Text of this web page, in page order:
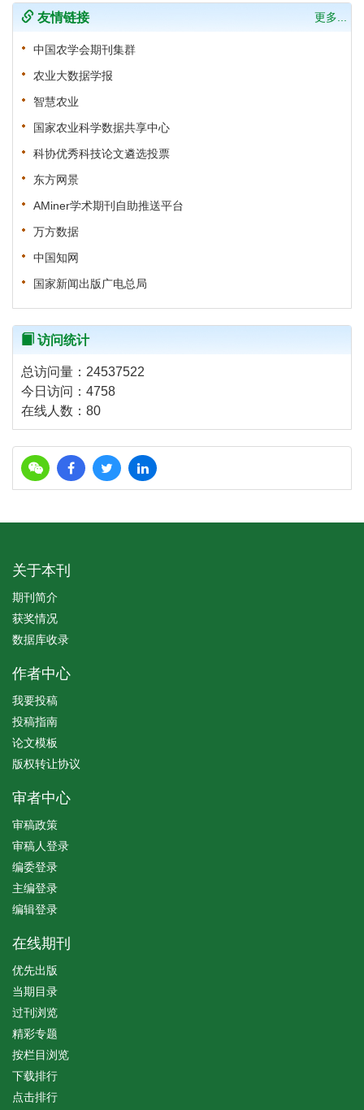
友情链接 更多...
中国农学会期刊集群
农业大数据学报
智慧农业
国家农业科学数据共享中心
科协优秀科技论文遴选投票
东方网景
AMiner学术期刊自助推送平台
万方数据
中国知网
国家新闻出版广电总局
访问统计
总访问量： 24537522
今日访问： 4758
在线人数： 80
关于本刊
期刊简介
获奖情况
数据库收录
作者中心
我要投稿
投稿指南
论文模板
版权转让协议
审者中心
审稿政策
审稿人登录
编委登录
主编登录
编辑登录
在线期刊
优先出版
当期目录
过刊浏览
精彩专题
按栏目浏览
下载排行
点击排行